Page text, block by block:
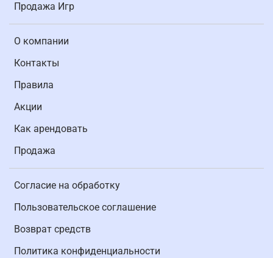
Продажа Игр
О компании
Контакты
Правила
Акции
Как арендовать
Продажа
Согласие на обработку
Пользовательское соглашение
Возврат средств
Политика конфиденциальности